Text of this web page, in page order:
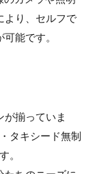
より、セルフで
能です。
が揃っていま
タキシード無制
。